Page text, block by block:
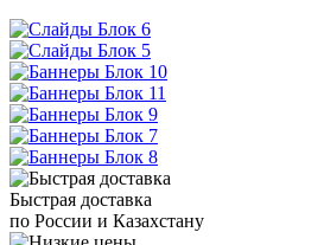
Быстрая доставка
по России и Казахстану